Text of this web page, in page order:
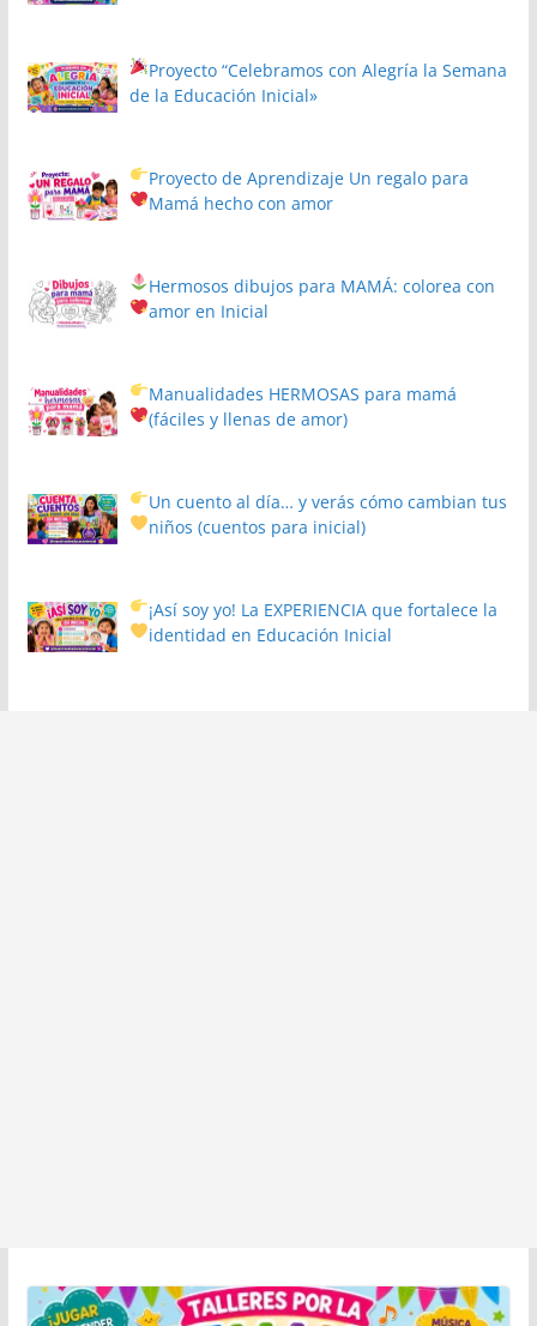
Proyecto“Celebramos con Alegría la Semana
de la Educación Inicial»
Proyecto de Aprendizaje Un regalo para
Mamá hecho con amor
Hermosos dibujos para MAMÁ: colorea con
amor en Inicial
Manualidades HERMOSAS para mamá
(fáciles y llenas de amor)
Un cuento al día… y verás cómo cambian tus
niños(cuentos para inicial)
¡Así soy yo! La EXPERIENCIA que fortalece la
identidad en Educación Inicial